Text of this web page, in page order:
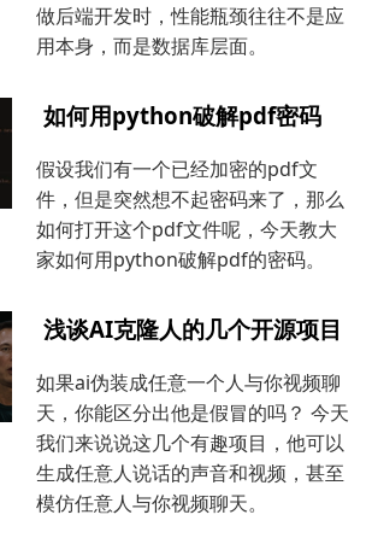
做后端开发时，性能瓶颈往往不是应
用本身，而是数据库层面。
如何用python破解pdf密码
假设我们有一个已经加密的pdf文
件，但是突然想不起密码来了，那么
如何打开这个pdf文件呢，今天教大
家如何用python破解pdf的密码。
浅谈AI克隆人的几个开源项目
如果ai伪装成任意一个人与你视频聊
天，你能区分出他是假冒的吗？ 今天
我们来说说这几个有趣项目，他可以
生成任意人说话的声音和视频，甚至
模仿任意人与你视频聊天。